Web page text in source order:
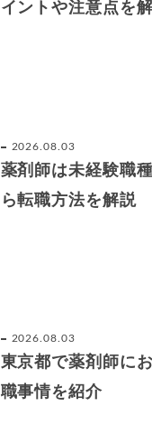
イントや注意点を
2026.08.03
薬剤師は未経験職
ら転職方法を解説
2026.08.03
東京都で薬剤師に
職事情を紹介